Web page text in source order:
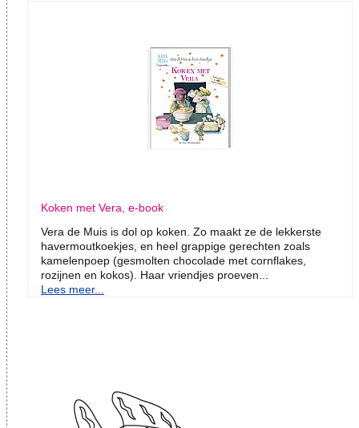
Koken met Vera, e-book
Vera de Muis is dol op koken. Zo maakt ze de lekkerste
havermoutkoekjes, en heel grappige gerechten zoals
kamelenpoep (gesmolten chocolade met cornflakes,
rozijnen en kokos). Haar vriendjes proeven...
Lees meer...